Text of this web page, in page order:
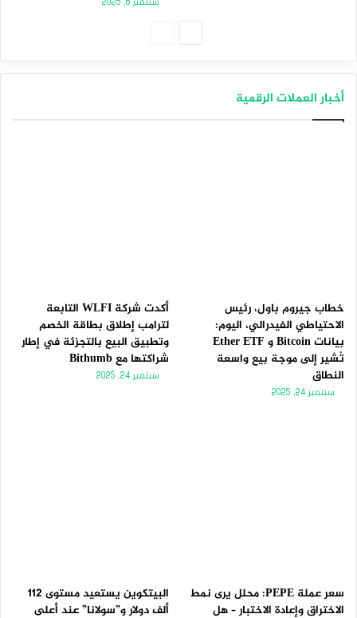
أخبار العملات الرقمية
خطاب جيروم باول، رئيس
الاحتياطي الفيدرالي، اليوم:
بيانات Bitcoin و Ether ETF
تُشير إلى موجة بيع واسعة
النطاق
سبتمبر 24, 2025
أكدت شركة WLFI التابعة
لترامب إطلاق بطاقة الخصم
وتطبيق البيع بالتجزئة في إطار
شراكتها مع Bithumb
سبتمبر 24, 2025
سعر عملة PEPE: محلل يرى نمط
الاختراق وإعادة الاختبار – هل
البيتكوين يستعيد مستوى 112
ألف دولار و”سولانا” عند أعلى